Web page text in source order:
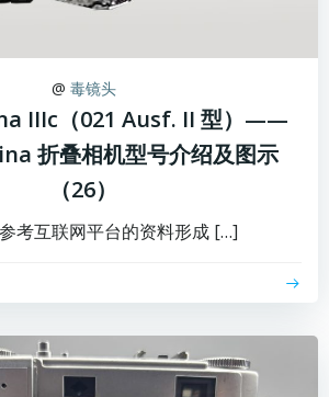
@ 毒镜头
IIIc（021 Ausf. II 型）——
折叠相机型号介绍及图示
（26）
考互联网平台的资料形成 […]